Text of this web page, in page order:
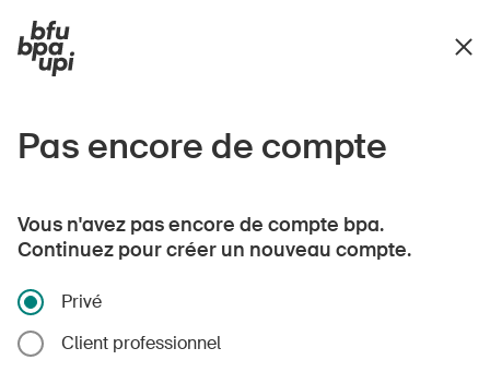
Pas encore de compte
Vous n'avez pas encore de compte bpa.
Continuez pour créer un nouveau compte.
Privé
Client professionnel